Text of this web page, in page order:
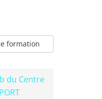
formation
du Centre